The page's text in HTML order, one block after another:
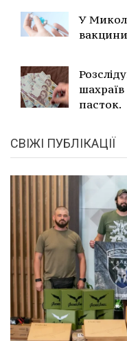
У
пасток.
СВІЖІ ПУБЛІКАЦІЇ